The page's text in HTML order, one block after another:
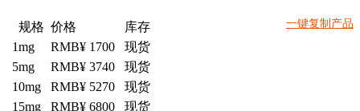
一键复制产品
规格 价格
库存
1mg
RMB¥ 1700
现货
5mg
RMB¥ 3740
现货
10mg
RMB¥ 5270
现货
15mg
RMB¥ 6800
现货